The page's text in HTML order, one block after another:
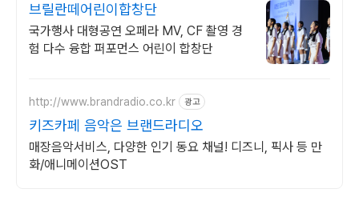
브릴란떼어린이합창단
국가행사 대형공연 오페라 MV, CF 촬영 경
험 다수 융합 퍼포먼스 어린이 합창단
http://www.brandradio.co.kr 광고
키즈카페 음악은 브랜드라디오
매장음악서비스, 다양한 인기 동요 채널! 디즈니, 픽사 등 만
화/애니메이션OST